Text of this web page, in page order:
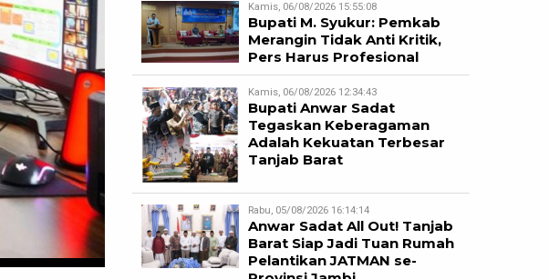
Kamis, 06/08/2026 15:55:08
Bupati M. Syukur: Pemkab
Merangin Tidak Anti Kritik,
Pers Harus Profesional
Kamis, 06/08/2026 12:34:43
Bupati Anwar Sadat
Tegaskan Keberagaman
Adalah Kekuatan Terbesar
Tanjab Barat
Rabu, 05/08/2026 16:14:14
Anwar Sadat All Out! Tanjab
Barat Siap Jadi Tuan Rumah
Pelantikan JATMAN se-